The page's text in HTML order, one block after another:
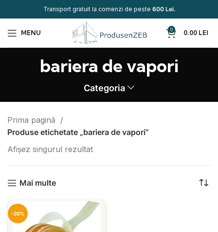
Transport gratuit la comenzi de peste 600 Lei.
MENU 0 0.00 LEI
bariera de vapori
Categoria
Prima pagină
Produse etichetate „bariera de vapori”
Afișez singurul rezultat
Mai multe
-20%